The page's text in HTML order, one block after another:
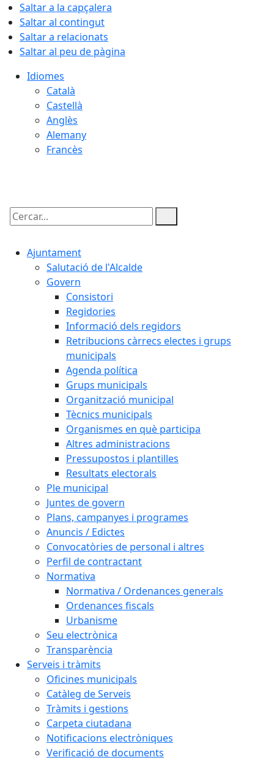
Saltar a la capçalera
Saltar al contingut
Saltar a relacionats
Saltar al peu de pàgina
Idiomes
Català
Castellà
Anglès
Alemany
Francès
Cercar:
Ajuntament
Salutació de l'Alcalde
Govern
Consistori
Regidories
Informació dels regidors
Retribucions càrrecs electes i grups
municipals
Agenda política
Grups municipals
Organització municipal
Tècnics municipals
Organismes en què participa
Altres administracions
Pressupostos i plantilles
Resultats electorals
Ple municipal
Juntes de govern
Plans, campanyes i programes
Anuncis / Edictes
Convocatòries de personal i altres
Perfil de contractant
Normativa
Normativa / Ordenances generals
Ordenances fiscals
Urbanisme
Seu electrònica
Transparència
Serveis i tràmits
Oficines municipals
Catàleg de Serveis
Tràmits i gestions
Carpeta ciutadana
Notificacions electròniques
Verificació de documents